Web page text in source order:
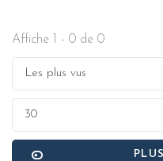
Affiche 1 - 0 de 0
Les plus vus
30